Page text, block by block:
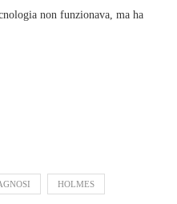
non funzionava, ma ha
HOLMES